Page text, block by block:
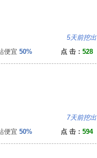
5天前挖出
宜 50% 点 击： 528
7天前挖出
宜 50% 点 击： 594